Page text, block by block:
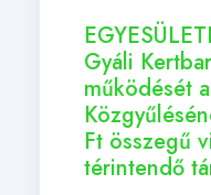
Gyáli
működését
Ft összegű
térintendő